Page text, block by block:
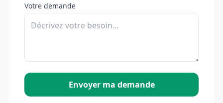
Votre demande
Envoyer ma demande